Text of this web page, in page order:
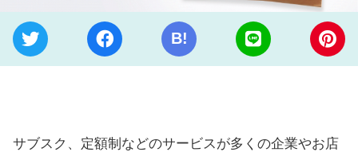
B!
サブスク、定額制などのサービスが多くの企業やお店